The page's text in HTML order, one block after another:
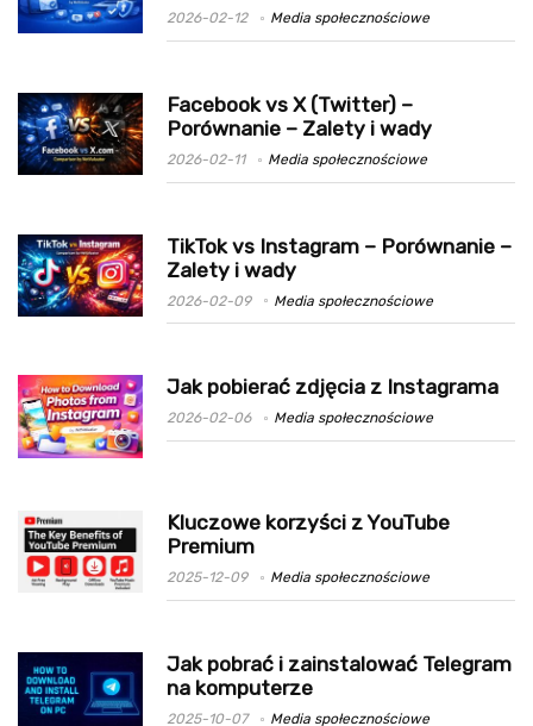
2026-02-12 Media społecznościowe
Facebook vs X (Twitter) –
Porównanie – Zalety i wady
2026-02-11 Media społecznościowe
TikTok vs Instagram – Porównanie –
Zalety i wady
2026-02-09 Media społecznościowe
Jak pobierać zdjęcia z Instagrama
2026-02-06 Media społecznościowe
Kluczowe korzyści z YouTube
Premium
2025-12-09 Media społecznościowe
Jak pobrać i zainstalować Telegram
na komputerze
2025-10-07 Media społecznościowe